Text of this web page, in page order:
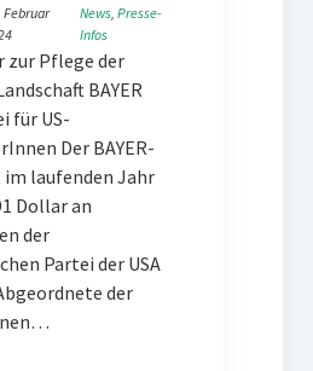
Februar
News, Presse-
Infos
zur Pflege der
BAYER
für US-
Der BAYER-
laufenden Jahr
Dollar an
der
Partei der USA
der